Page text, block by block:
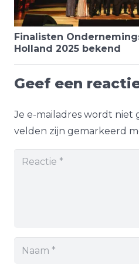
Finalisten
Holland 2025 bekend
Geef een
Je e-mailadres wordt niet
velden zijn gemarkeerd